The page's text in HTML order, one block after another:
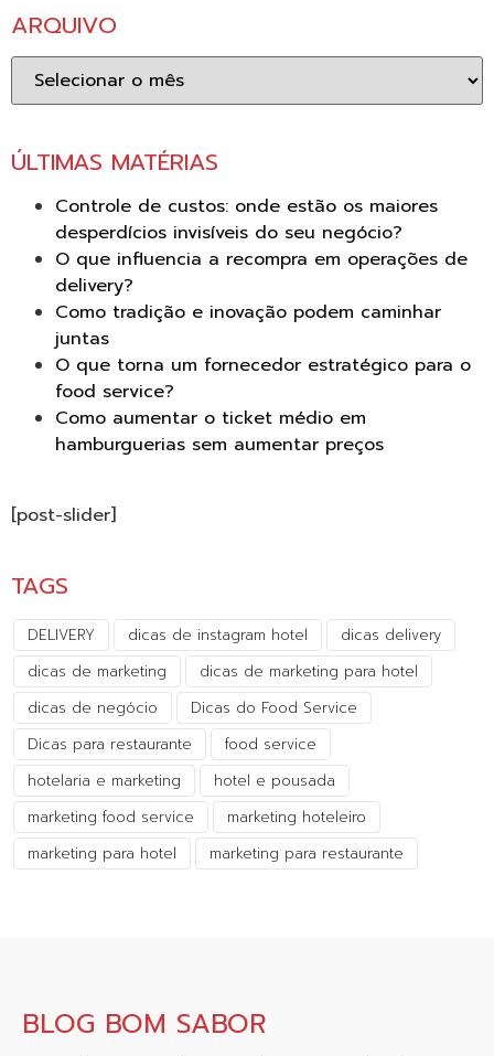
ARQUIVO
Arquivo
ÚLTIMAS MATÉRIAS
Controle de custos: onde estão os maiores
desperdícios invisíveis do seu negócio?
O que influencia a recompra em operações de
delivery?
Como tradição e inovação podem caminhar
juntas
O que torna um fornecedor estratégico para o
food service?
Como aumentar o ticket médio em
hamburguerias sem aumentar preços
[post-slider]
TAGS
DELIVERY dicas de instagram hotel
dicas delivery
dicas de marketing
dicas de marketing para hotel
dicas de negócio
Dicas do Food Service
Dicas para restaurante
food service
hotelaria e marketing
hotel e pousada
marketing food service
marketing hoteleiro
marketing para hotel
marketing para restaurante
BLOG BOM SABOR